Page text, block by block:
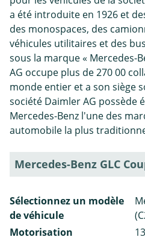
a été introduite en 1926 et
des monospaces, des
véhicules utilitaires et des
sous la marque « Mercedes-
AG occupe plus de 270 00
monde entier et a son siège
société Daimler AG possède
Mercedes-Benz l'une des
automobile la plus
Mercedes-Benz GLC
Sélectionnez un modèle
de véhicule
Motorisation